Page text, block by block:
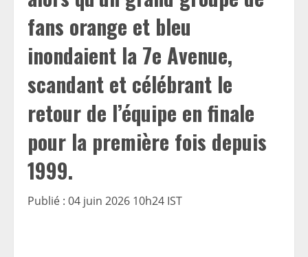
fans orange et bleu
inondaient la 7e Avenue,
scandant et célébrant le
retour de l’équipe en finale
pour la première fois depuis
1999.
Publié : 04 juin 2026 10h24 IST